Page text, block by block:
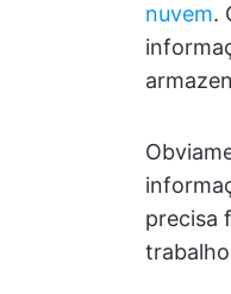
nuvem.
precisa